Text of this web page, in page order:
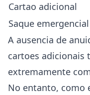
Cartao adicional
Saque emergencial
A ausencia de
cartoes adicionais
extremamente
No entanto, como